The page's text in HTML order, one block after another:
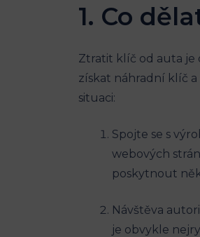
1. Co
Ztratit klíč od auta je
získat náhradní klíč
situaci:
Spojte se s
webových
poskytnout
Návštěva
je obvykle‍